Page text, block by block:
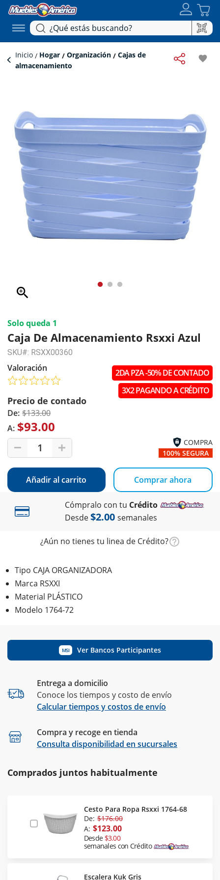
Inicio Hogar Organización Cajas de
almacenamiento
favorite
zoom_in
Solo queda 1
Caja De Almacenamiento Rsxxi Azul
SKU#: RSXX00360
Valoración
Precio de contado
De: $133.00
A: $93.00
1
2DA PZA -50% DE CONTADO
3X2 PAGANDO A CRÉDITO
COMPRA
100% SEGURA
Añadir al carrito Comprar ahora
Cómpralo con tu Crédito
Desde$2.00 semanales
¿Aún no tienes tu linea de Crédito?
Tipo CAJA ORGANIZADORA
Marca RSXXI
Material PLÁSTICO
Modelo 1764-72
MSI Ver Bancos Participantes
Entrega a domicilio
Conoce los tiempos y costo de envío
Calcular tiempos y costos de envío
Compra y recoge en tienda
Consulta disponibilidad en sucursales
Comprados juntos habitualmente
Cesto Para Ropa Rsxxi 1764-68
De: $176.00
A: $123.00
Desde $3.00
semanales con Crédito
Escalera Kuk Gris